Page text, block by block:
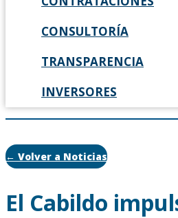
CONSULTORÍA
TRANSPARENCIA
INVERSORES
← Volver a Noticias
El Cabildo